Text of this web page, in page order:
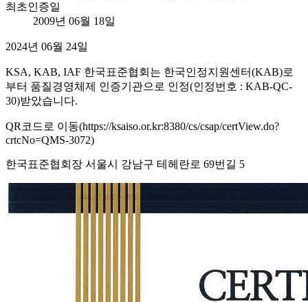
최초인증일
2009년 06월 18일
2024년 06월 24일
KSA, KAB, IAF 한국표준협회는 한국인정지원센터(KAB)로
부터 품질경영체제 인증기관으로 인정(인정번호 : KAB-QC-
30)받았습니다.
QR코드로 이동(https://ksaiso.or.kr:8380/cs/csap/certView.do?
crtcNo=QMS-3072)
한국표준협회장 서울시 강남구 테헤란로 69번길 5